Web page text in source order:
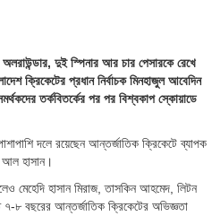
দুই স্পিনার আর চার পেসারকে রেখে
ক্রিকেটের প্রধান নির্বাচক মিনহাজুল আবেদিন
তর্কবিতর্কের পর পর বিশ্বকাপ স্কোয়াডে
দলে রয়েছেন আন্তর্জাতিক ক্রিকেটে ব্যাপক
আল হাসান।
মেহেদি হাসান মিরাজ, তাসকিন আহমেদ, লিটন
৮ বছরের আন্তর্জাতিক ক্রিকেটের অভিজ্ঞতা